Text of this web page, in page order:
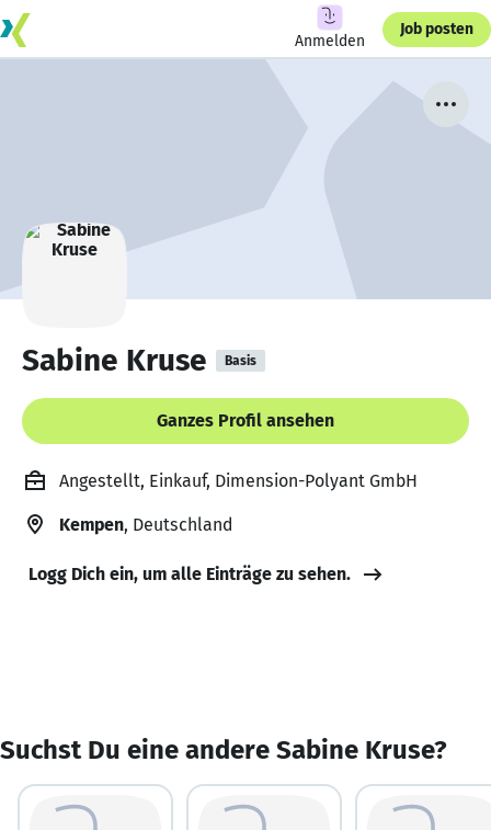
Anmelden
Job posten
Sabine Kruse Basis
Ganzes Profil ansehen
Angestellt, Einkauf, Dimension-Polyant GmbH
Kempen, Deutschland
Logg Dich ein, um alle Einträge zu sehen.
Suchst Du eine andere Sabine Kruse?